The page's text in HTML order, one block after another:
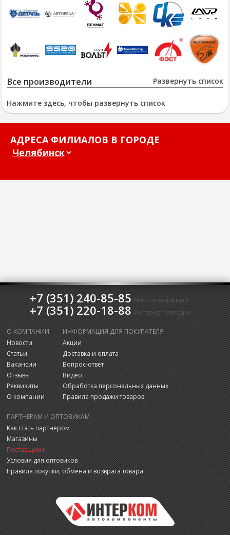
Развернуть список
Все производители
Нажмите здесь, чтобы развернуть список
АДРЕСА ФИЛИАЛОВ В ГОРОДЕ
+7 (351) 240-85-85 Многоканальный
+7 (351) 220-18-88 Интернет-магазин
О КОМПАНИИ
Новости
Статьи
Вакансии
Отзывы
Реквизиты
О компании
ИНФОРМАЦИЯ ДЛЯ ПОКУПАТЕЛЯ
Акции
Доставка и оплата
Вопрос-ответ
Видео
Обработка персональных данных
Правила продажи товаров
ПАРТНЕРАМ И ОПТОВИКАМ
Как стать партнером
Магазины
Поставщики
Условия для оптовиков
Правила покупки, обмена и возврата товара